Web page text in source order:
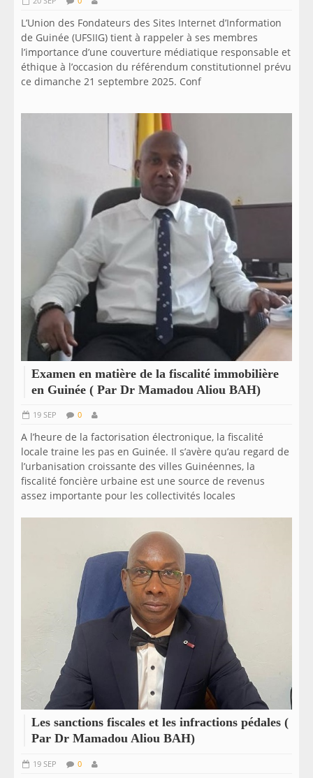
L’Union des Fondateurs des Sites Internet d’Information
de Guinée (UFSIIG) tient à rappeler à ses membres
l’importance d’une couverture médiatique responsable et
éthique à l’occasion du référendum constitutionnel prévu
ce dimanche 21 septembre 2025. Conf
Examen en matière de la fiscalité immobilière
en Guinée ( Par Dr Mamadou Aliou BAH)
19 SEP 0
A l’heure de la factorisation électronique, la fiscalité
locale traine les pas en Guinée. Il s’avère qu’au regard de
l’urbanisation croissante des villes Guinéennes, la
fiscalité foncière urbaine est une source de revenus
assez importante pour les collectivités locales
Les sanctions fiscales et les infractions pédales (
Par Dr Mamadou Aliou BAH)
19 SEP 0